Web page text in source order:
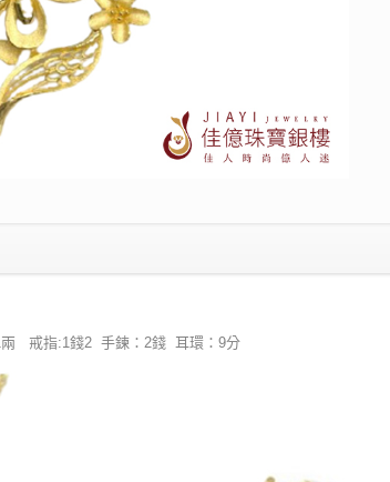
戒指:1錢2 手鍊：2錢 耳環：9分